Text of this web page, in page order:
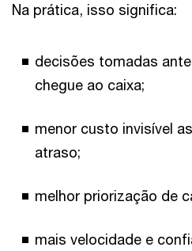
Na prática, isso significa:
decisões tomadas
chegue ao caixa;
menor custo invisível
atraso;
melhor priorização de
mais velocidade e